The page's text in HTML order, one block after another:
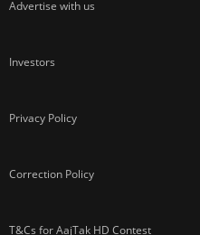
Advertise with us
Investors
Privacy Policy
Correction Policy
T&Cs for AajTak HD Contest